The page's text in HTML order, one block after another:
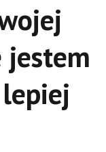
jestem